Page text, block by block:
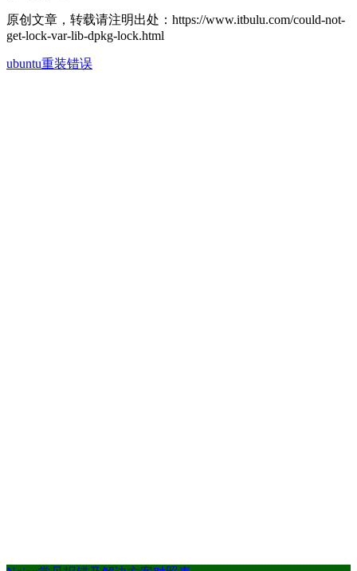
原创文章，转载请注明出处：https://www.itbulu.com/could-not-
get-lock-var-lib-dpkg-lock.html
ubuntu重装错误